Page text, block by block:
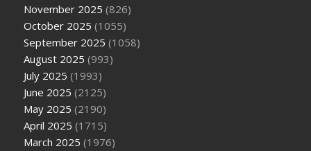
November 2025 (826)
October 2025 (1055)
September 2025 (1058)
August 2025 (993)
July 2025 (1993)
June 2025 (2125)
May 2025 (2190)
April 2025 (1715)
March 2025 (1976)